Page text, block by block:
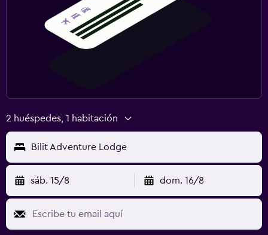
2 huéspedes, 1 habitación
Bilit Adventure Lodge
sáb. 15/8 dom. 16/8